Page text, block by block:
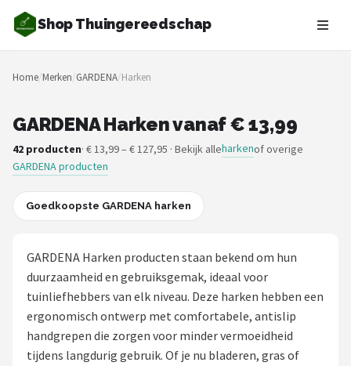
Shop Thuingereedschap
Zoeken
NAVIGATIE
Merken
Blog
Grasmaaiers
Hogedrukreinigers
Grastrimmers
Home/Merken/GARDENA/Harken
GARDENA Harken vanaf € 13,99
42 producten· € 13,99 – € 127,95 · Bekijk alleharkenof overige
GARDENA producten
Goedkoopste GARDENA harken
GARDENA Harken producten staan bekend om hun
duurzaamheid en gebruiksgemak, ideaal voor
tuinliefhebbers van elk niveau. Deze harken hebben een
ergonomisch ontwerp met comfortabele, antislip
handgrepen die zorgen voor minder vermoeidheid
tijdens langdurig gebruik. Of je nu bladeren, gras of